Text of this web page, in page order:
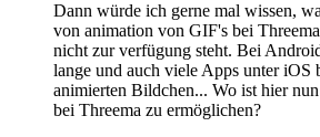
Dann würde ich gerne mal wissen,
von animation von GIF's bei
nicht zur verfügung steht. Bei
lange und auch viele Apps unter iOS
animierten Bildchen... Wo ist hier
bei Threema zu ermöglichen?